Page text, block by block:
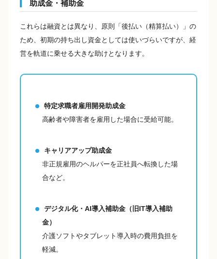
助成金・補助金
これらは融資とは異なり、原則「後払い（精算払い）」の
ため、初期の持ち出し資金としては使いづらいですが、経
営を軌道に乗せる大きな助けとなります。
特定求職者雇用開発助成金
高齢者や障害者を雇用した場合に受給可能。
キャリアアップ助成金
非正規雇用のヘルパーを正社員へ転換した場
合など。
デジタル化・AI導入補助金（旧IT導入補助
金）
介護ソフトやタブレット導入時の費用負担を
軽減。